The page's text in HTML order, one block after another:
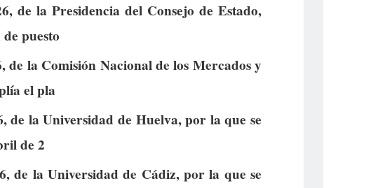
de la Presidencia del Consejo de Estado,
puesto
de la Comisión Nacional de los Mercados y
el pla
de la Universidad de Huelva, por la que se
de 2
de la Universidad de Cádiz, por la que se